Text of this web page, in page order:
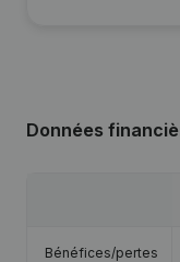
Données
Bénéfices/pertes